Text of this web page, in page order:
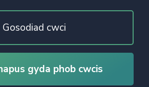
Gosodiad cwci
gyda phob cwcis
Pob Hawl